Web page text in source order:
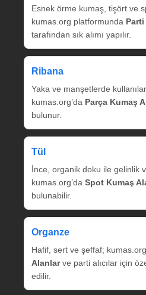
Esnek örme kumaş, tişört ve
kumas.org platformunda
tarafından sık alımı yapılır.
Ribana
Yaka ve manşetlerde
kumas.org’da Parça Kumaş
bulunur.
Tül
İnce, organik doku ile gelinlik
kumas.org’da Spot Kumaş
bulunabilir.
Organze
Hafif, sert ve şeffaf;
Alanlarve parti alıcılar için
edilir.